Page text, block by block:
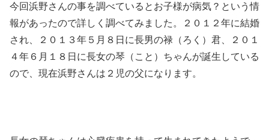
今回浜野さんの事を調べているとお子様が病気？という情
報があったので詳しく調べてみました。２０１２年に結婚
され、２０１３年５月８日に長男の禄（ろく）君、２０１
４年６月１８日に長女の琴（こと）ちゃんが誕生している
ので、現在浜野さんは２児の父になります。